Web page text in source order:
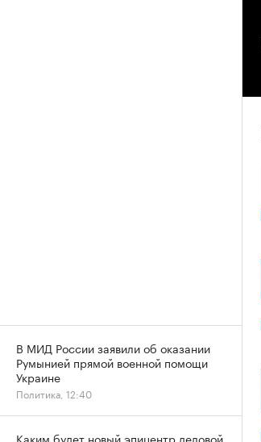
В МИД России заявили об оказании
Румынией прямой военной помощи
Украине
Политика, 12:40
Каким будет новый эпицентр деловой